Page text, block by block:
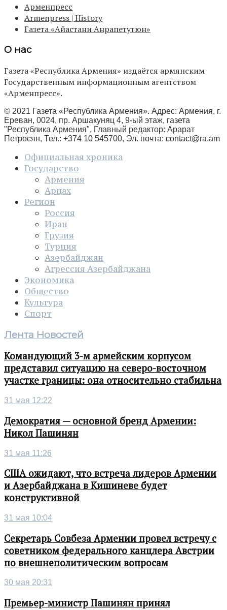
Арменпресс
Armenpress | History
Газета «Айастани Анрапетутюн»
О нас
Газета «Республика Армения» издаётся армянским
Государственным информационным агентством
«Арменпресс».
© 2021 Газета «Республика Армения». Адрес: Армения, г.
Ереван, 0024, пр. Аршакуняц 4, 9-ый этаж, газета
"Республика Армения", Главный редактор: Арарат
Петросян, Тел.: +374 10 545700, Эл. почта: contact@ra.am
Официальная хроника
Государство
Армения
Арцах
Регион
Россия
Иран
Грузия
Турция
Азербайджан
Агрессия Азербайджана
Экономика
Общество
Культура
Спорт
Лента Новостей
Командующий 3-м армейским корпусом
представил ситуацию на северо-восточном
участке границы: она относительно стабильна
31 мая 12:22
Демократия — основной бренд Армении:
Никол Пашинян
31 мая 11:26
США ожидают, что встреча лидеров Армении
и Азербайджана в Кишиневе будет
конструктивной
31 мая 10:04
Секретарь Совбеза Армении провел встречу с
советником федерального канцлера Австрии
по внешнеполитическим вопросам
30 мая 20:31
Премьер-министр Пашинян принял